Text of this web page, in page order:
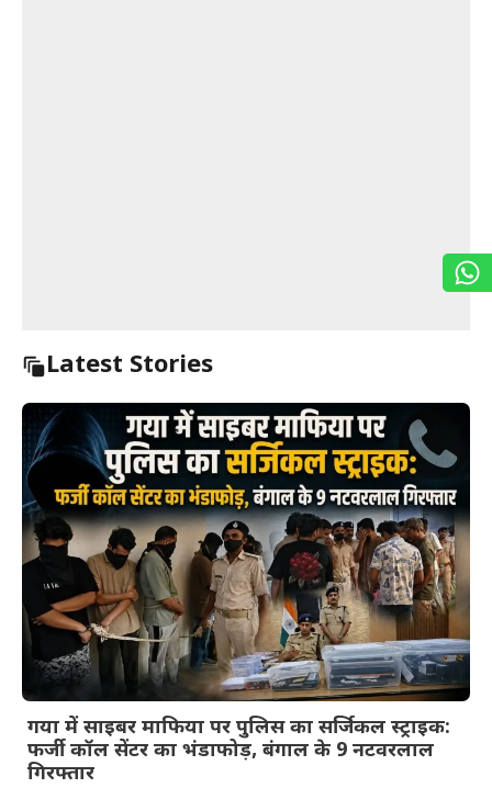
Latest Stories
गया में साइबर माफिया पर पुलिस का सर्जिकल स्ट्राइक:
फर्जी कॉल सेंटर का भंडाफोड़, बंगाल के 9 नटवरलाल
गिरफ्तार